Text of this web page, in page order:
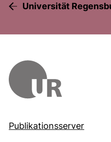
Universität
Publikationsserver